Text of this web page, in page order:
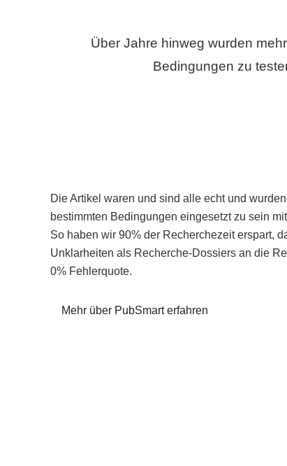
Über Jahre hinweg wurden
Bedingungen zu
Die Artikel waren und sind alle echt und
bestimmten Bedingungen eingesetzt zu sein
So haben wir 90% der Recherchezeit erspart,
Unklarheiten als Recherche-Dossiers an die
0% Fehlerquote.
Mehr über PubSmart erfahren